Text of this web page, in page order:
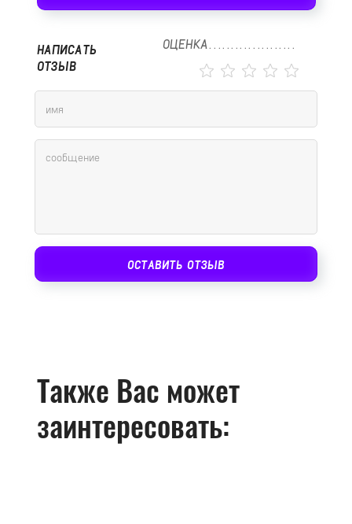
НАПИСАТЬ
ОТЗЫВ
ОЦЕНКА
ОСТАВИТЬ ОТЗЫВ
Также Вас может
заинтересовать: